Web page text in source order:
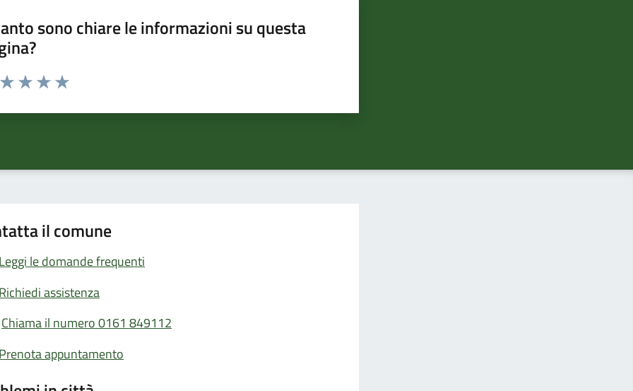
sono chiare le informazioni su questa
da 1 a 5 stelle la pagina
il comune
Leggi le domande frequenti
Richiedi assistenza
Chiama il numero 0161 849112
Prenota appuntamento